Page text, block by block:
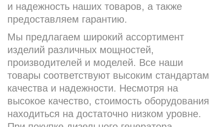
и надежность наших товаров, а также
предоставляем гарантию.
Мы предлагаем широкий ассортимент
изделий различных мощностей,
производителей и моделей. Все наши
товары соответствуют высоким стандартам
качества и надежности. Несмотря на
высокое качество, стоимость оборудования
находиться на достаточно низком уровне.